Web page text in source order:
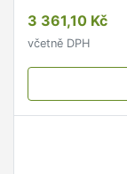
3 361,10 Kč
včetně DPH